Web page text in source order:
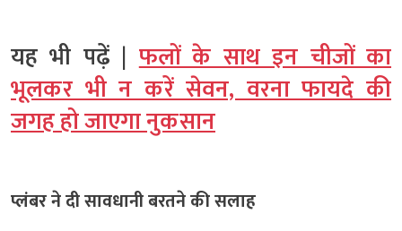
यह भी पढ़ें |फलों के साथ इन चीजों का
भूलकर भी न करें सेवन, वरना फायदे की
जगह हो जाएगा नुकसान
प्लंबर ने दी सावधानी बरतने की सलाह